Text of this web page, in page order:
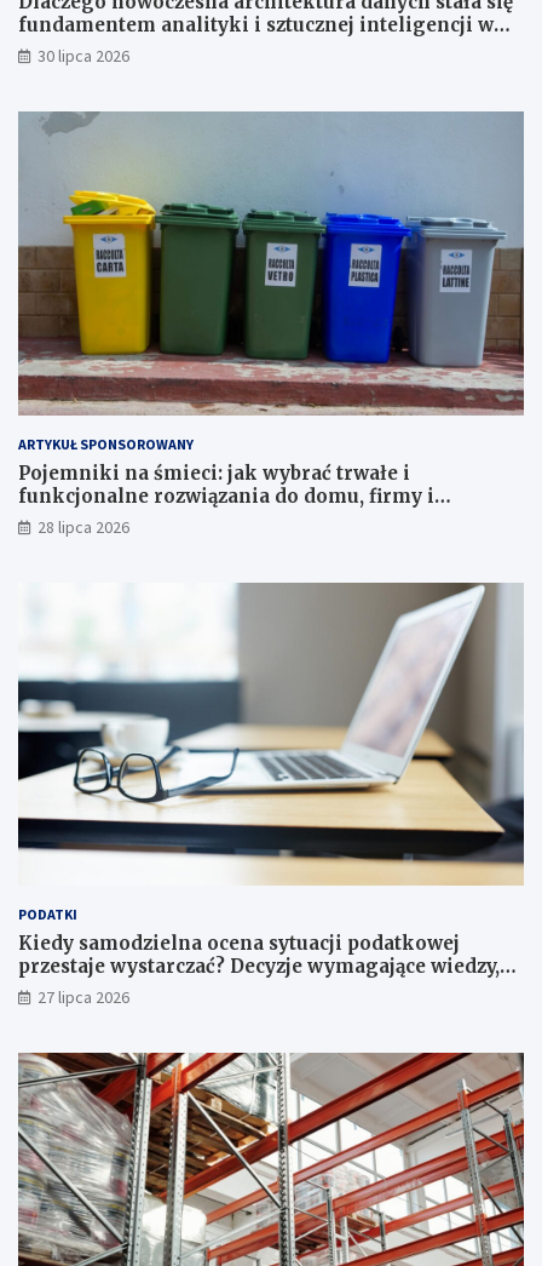
fundamentem analityki i sztucznej inteligencji w
przedsiębiorstwach?
30 lipca 2026
ARTYKUŁ SPONSOROWANY
Pojemniki na śmieci: jak wybrać trwałe i
funkcjonalne rozwiązania do domu, firmy i
instytucji
28 lipca 2026
PODATKI
Kiedy samodzielna ocena sytuacji podatkowej
przestaje wystarczać? Decyzje wymagające wiedzy,
której nie zastąpi internet
27 lipca 2026